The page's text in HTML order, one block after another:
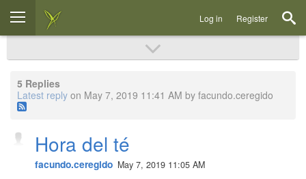
Log in Register
5 Replies
Latest reply on May 7, 2019 11:41 AM by facundo.ceregido
Hora del té
facundo.ceregido May 7, 2019 11:05 AM